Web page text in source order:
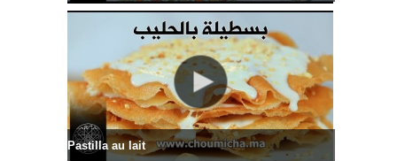
Pastilla au lait